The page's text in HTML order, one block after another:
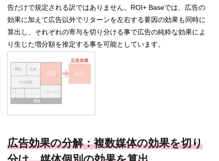
告だけで規定される訳ではありません。ROI+ Baseでは、広告の
効果に加えて広告以外でリターンを左右する要因の効果も同時に
算出し、それぞれの寄与を切り分ける事で広告の純粋な効果によ
り生じた増分額を推定する事を可能としています。
広告効果の分解：複数媒体の効果を切り